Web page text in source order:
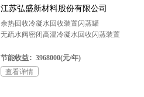
江苏弘盛新材料股份有限公司
余热回收冷凝水回收装置闪蒸罐
无疏水阀密闭高温冷凝水回收闪蒸装置
节能收益：3968000(元/年)
查看详情